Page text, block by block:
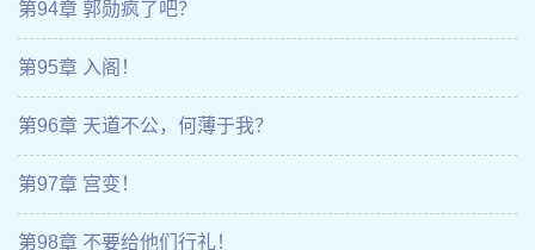
第94章 郭勋疯了吧？
第95章 入阁！
第96章 天道不公，何薄于我？
第97章 宫变！
第98章 不要给他们行礼！